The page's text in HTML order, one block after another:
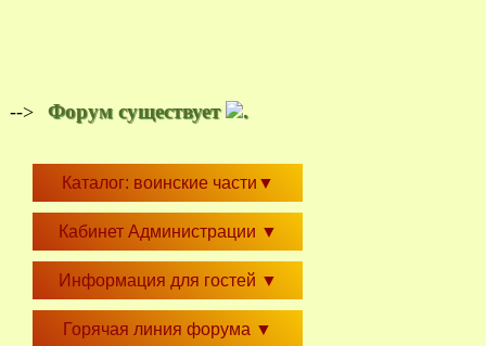
--> Форум существует .
Каталог: воинские части ▼
Кабинет Администрации ▼
Информация для гостей ▼
Горячая линия форума ▼